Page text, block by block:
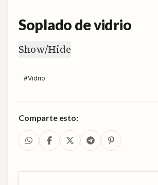
Soplado de vidrio
Show/Hide
#Vidrio
Comparte esto: